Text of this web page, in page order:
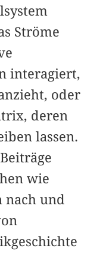
Ströme
interagiert,
oder
deren
lassen.
wie
nach und